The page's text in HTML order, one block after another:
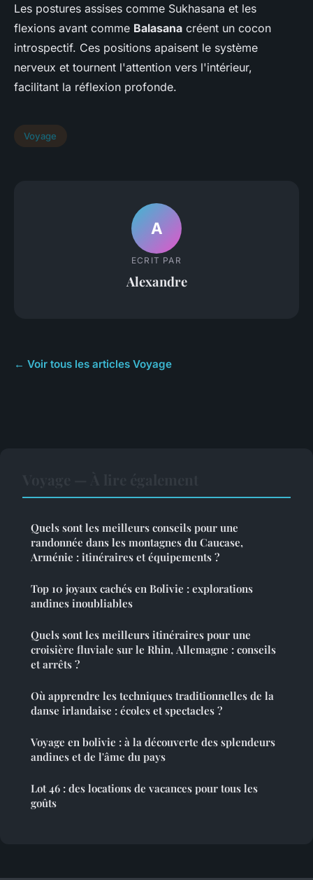
Les postures assises comme Sukhasana et les
flexions avant comme Balasana créent un cocon
introspectif. Ces positions apaisent le système
nerveux et tournent l'attention vers l'intérieur,
facilitant la réflexion profonde.
Voyage
A
ECRIT PAR
Alexandre
← Voir tous les articles Voyage
Quels sont les meilleurs conseils pour une
randonnée dans les montagnes du Caucase,
Arménie : itinéraires et équipements ?
Top 10 joyaux cachés en Bolivie : explorations
andines inoubliables
Quels sont les meilleurs itinéraires pour une
croisière fluviale sur le Rhin, Allemagne : conseils
et arrêts ?
Où apprendre les techniques traditionnelles de la
danse irlandaise : écoles et spectacles ?
Voyage en bolivie : à la découverte des splendeurs
andines et de l'âme du pays
Lot 46 : des locations de vacances pour tous les
goûts